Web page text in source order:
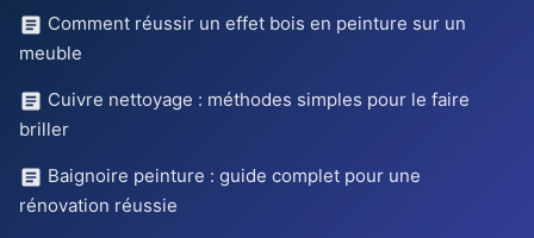
Comment réussir un effet bois en peinture sur un
meuble
Cuivre nettoyage : méthodes simples pour le faire
briller
Baignoire peinture : guide complet pour une
rénovation réussie